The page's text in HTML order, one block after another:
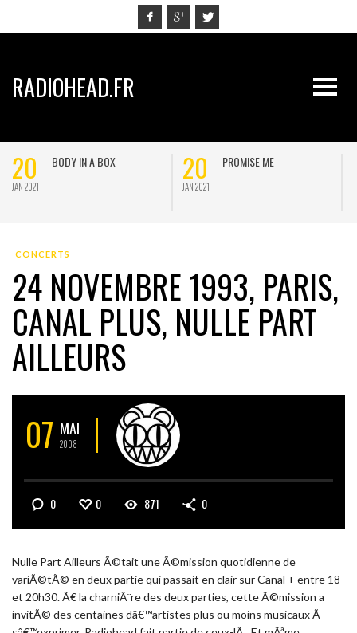
RADIOHEAD.FR
20
JAN 2021
BODY IN A BOX 20
JAN 2021
PROMISE ME
CONCERTS
24 NOVEMBRE 1993, PARIS,
CANAL PLUS, NULLE PART
AILLEURS
07 MAI
2008
0 0 871 0
Nulle Part Ailleurs Ã©tait une Ã©mission quotidienne de
variÃ©tÃ© en deux partie qui passait en clair sur Canal + entre 18
et 20h30. Ã€ la charniÃ¨re des deux parties, cette Ã©mission a
invitÃ© des centaines dâ€™artistes plus ou moins musicaux Ã